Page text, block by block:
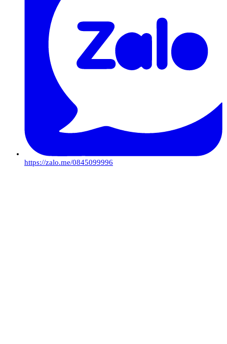
https://zalo.me/0845099996